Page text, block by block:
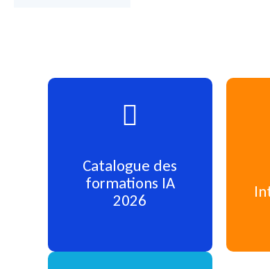
Catalogue des
formations IA
2026
savoir plus